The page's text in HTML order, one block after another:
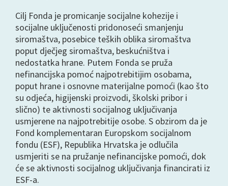
Cilj Fonda je promicanje socijalne kohezije i
socijalne uključenosti pridonoseći smanjenju
siromaštva, posebice teških oblika siromaštva
poput dječjeg siromaštva, beskućništva i
nedostatka hrane. Putem Fonda se pruža
nefinancijska pomoć najpotrebitijim osobama,
poput hrane i osnovne materijalne pomoći (kao što
su odjeća, higijenski proizvodi, školski pribor i
slično) te aktivnosti socijalnog uključivanja
usmjerene na najpotrebitije osobe. S obzirom da je
Fond komplementaran Europskom socijalnom
fondu (ESF), Republika Hrvatska je odlučila
usmjeriti se na pružanje nefinancijske pomoći, dok
će se aktivnosti socijalnog uključivanja financirati iz
ESF-a.